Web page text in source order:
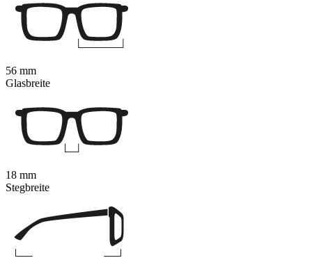
56 mm
Glasbreite
18 mm
Stegbreite